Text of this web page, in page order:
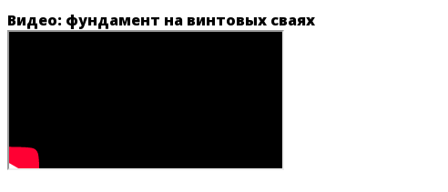
Видео: фундамент на винтовых сваях